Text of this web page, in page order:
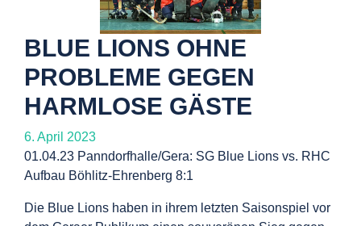
BLUE LIONS OHNE
PROBLEME GEGEN
HARMLOSE GÄSTE
6. April 2023
01.04.23 Panndorfhalle/Gera: SG Blue Lions vs. RHC
Aufbau Böhlitz-Ehrenberg 8:1
Die Blue Lions haben in ihrem letzten Saisonspiel vor